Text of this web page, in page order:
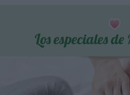
Los especiales